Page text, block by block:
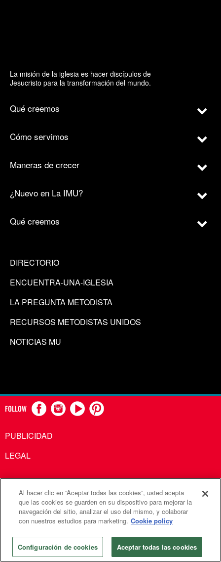
La misión de la iglesia es hacer discípulos de
Jesucristo para la transformación del mundo.
Qué creemos
Cómo servimos
Maneras de crecer
¿Nuevo en La IMU?
Qué creemos
DIRECTORIO
ENCUENTRA-UNA-IGLESIA
LA PREGUNTA METODISTA
RECURSOS METODISTAS UNIDOS
NOTICIAS MU
FOLLOW
PUBLICIDAD
LEGAL
Comunicaciones Metodistas Unidas es una agencia de la
Iglesia Metodista Unida
©2026Comunicaciones Metodistas Unidas. Reservados
todos los derechos
Al hacer clic en “Aceptar todas las cookies”, usted acepta
que las cookies se guarden en su dispositivo para mejorar la
navegación del sitio, analizar el uso del mismo, y colaborar
con nuestros estudios para marketing. Cookie policy
Configuración de cookies Aceptar todas las cookies